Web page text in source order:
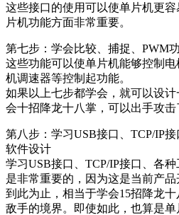
这些接口的使用可以使单片机更
片机功能方面非常重要。
第七步：学会比较、捕捉、PWM
这些功能可以使单片机能够控制
机调速器等控制起功能。
如果以上七步都学会，就可以设
会十招降龙十八掌，可以出手攻击
第八步：学习USB接口、TCP/IP
软件设计
学习USB接口、TCP/IP接口、各
是非常重要的，因为这是当前产品
到此为止，相当于学会15招降龙
敌手的境界。即使如此，也算是单